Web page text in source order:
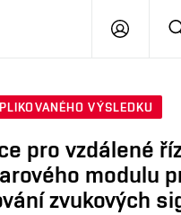
VÝSLEDKU
pro vzdálené
modulu
zvukových